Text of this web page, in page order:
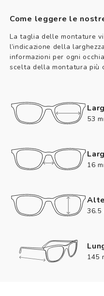
Come leggere le
La taglia delle montature
l’indicazione della
informazioni per ogni
scelta della montatura più
53
16
36.5
145